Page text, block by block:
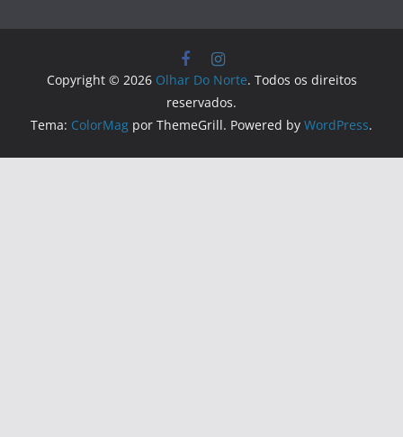
Copyright © 2026 Olhar Do Norte. Todos os direitos
reservados.
Tema: ColorMag por ThemeGrill. Powered by WordPress.